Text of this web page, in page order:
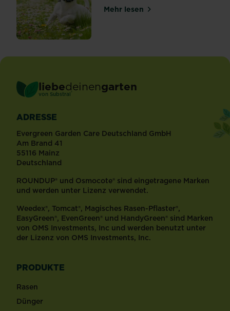
Mehr lesenüber Naturrasen: Anlegen
liebedeinengarten
von Substral ®
ADRESSE
Evergreen Garden Care Deutschland GmbH
Am Brand 41
55116 Mainz
Deutschland
ROUNDUP® und Osmocote® sind eingetragene Marken
und werden unter Lizenz verwendet.
Weedex®, Tomcat®, Magisches Rasen-Pflaster®,
EasyGreen®, EvenGreen® und HandyGreen® sind Marken
von OMS Investments, Inc und werden benutzt unter
der Lizenz von OMS Investments, Inc.
PRODUKTE
Rasen
Dünger